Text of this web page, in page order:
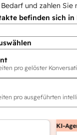
und zahlen Sie
befinden sich in
pro gelöster
pro ausgeführten
KI-Agents